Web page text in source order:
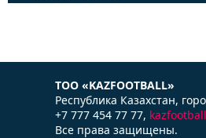
ТОО «KAZFOOTBALL»
Республика Казаxстан,
+7 777 454 77 77,
Все права защищены.